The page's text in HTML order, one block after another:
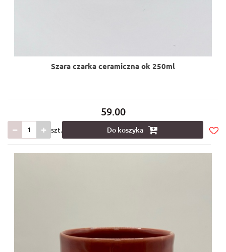
Szara czarka ceramiczna ok 250ml
59.00
szt.
Do koszyka